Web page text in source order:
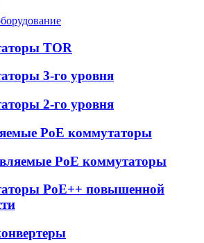
TOR
3-го уровня
2-го уровня
PoE коммутаторы
PoE коммутаторы
PoE++ повышенной